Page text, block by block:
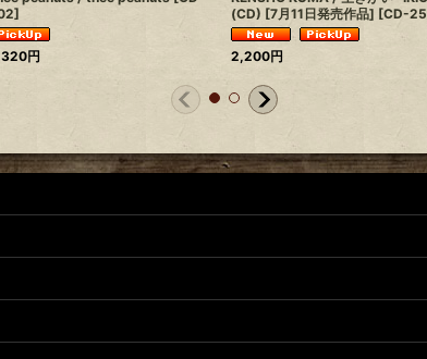
]
円
(CD) [7月11日発売作品] [CD-
2,200円